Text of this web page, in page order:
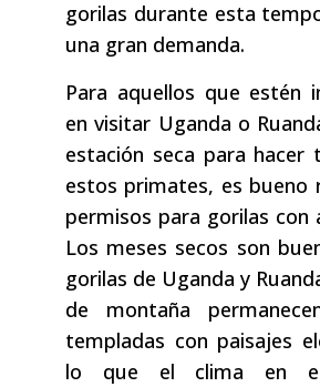
gorilas durante esta
una gran demanda.
Para aquellos que estén
en visitar Uganda o
estación seca para hacer
estos primates, es bueno
permisos para gorilas con
Los meses secos son
gorilas de Uganda y
de montaña
templadas con paisajes
lo que el clima en